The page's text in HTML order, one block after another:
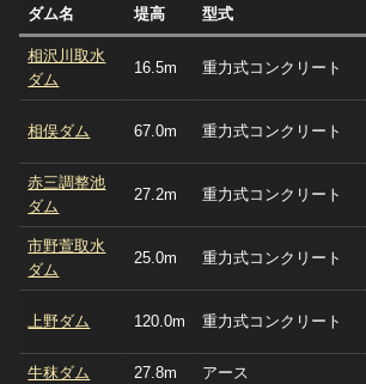
ダム名 堤高 型式
相沢川取水
ダム
16.5m 重力式コンクリート
相俣ダム 67.0m 重力式コンクリート
赤三調整池
ダム
27.2m 重力式コンクリート
市野萱取水
ダム
25.0m 重力式コンクリート
上野ダム 120.0m 重力式コンクリート
牛秣ダム 27.8m アース